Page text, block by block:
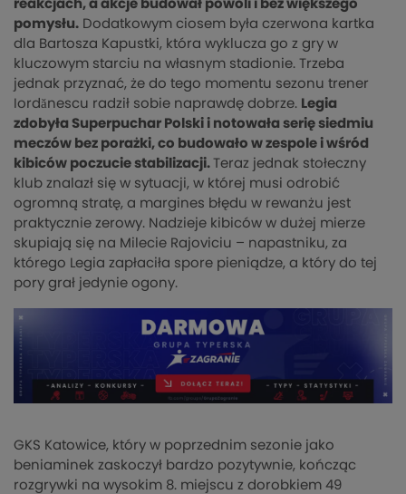
reakcjach, a akcje budował powoli i bez większego
pomysłu. Dodatkowym ciosem była czerwona kartka
dla Bartosza Kapustki, która wyklucza go z gry w
kluczowym starciu na własnym stadionie. Trzeba
jednak przyznać, że do tego momentu sezonu trener
Iordănescu radził sobie naprawdę dobrze. Legia
zdobyła Superpuchar Polski i notowała serię siedmiu
meczów bez porażki, co budowało w zespole i wśród
kibiców poczucie stabilizacji. Teraz jednak stołeczny
klub znalazł się w sytuacji, w której musi odrobić
ogromną stratę, a margines błędu w rewanżu jest
praktycznie zerowy. Nadzieje kibiców w dużej mierze
skupiają się na Milecie Rajoviciu – napastniku, za
którego Legia zapłaciła spore pieniądze, a który do tej
pory grał jedynie ogony.
GKS Katowice, który w poprzednim sezonie jako
beniaminek zaskoczył bardzo pozytywnie, kończąc
rozgrywki na wysokim 8. miejscu z dorobkiem 49